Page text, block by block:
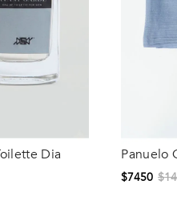
De Toilette Dia
$7450 $14
Talla